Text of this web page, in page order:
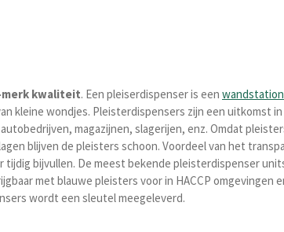
merk kwaliteit. Een pleiserdispenser is een wandstation
kleine wondjes. Pleisterdispensers zijn een uitkomst
magazijnen, slagerijen, enz. Omdat
blijven de pleisters schoon. Voordeel van het
bijvullen. De meest bekende pleisterdispenser
met blauwe pleisters voor in HACCP omgevingen
wordt een sleutel meegeleverd.